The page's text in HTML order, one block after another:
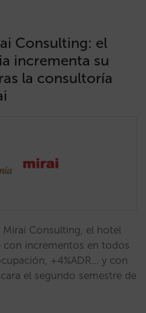
Consulting: el
incrementa su
la consultoría
Mirai Consulting, el hotel
con incrementos en todos
+4%ADR... y con
el segundo semestre de